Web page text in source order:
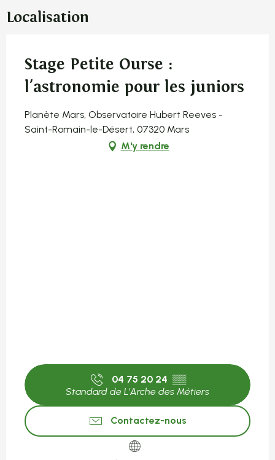
Localisation
Stage Petite Ourse :
l'astronomie pour les juniors
Planète Mars, Observatoire Hubert Reeves -
Saint-Romain-le-Désert, 07320 Mars
M'y rendre
04 75 20 24 ▒▒
Standard de L'Arche des Métiers
Contactez-nous